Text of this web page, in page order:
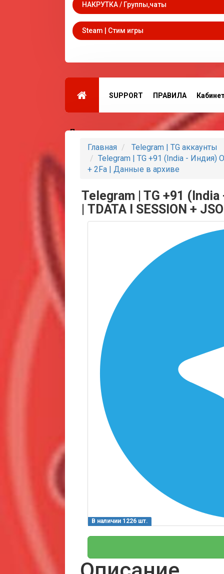
НАКРУТКА / Группы,чаты
Steam | Стим игры
SUPPORT ПРАВИЛА
Партнеры
Главная
Telegram | TG аккаунты
Telegram | TG +91 (India - Индия)
+ 2Fa | Данные в архиве
Telegram | TG +91
| TDATA I SESSION +
В наличии 1226 шт.